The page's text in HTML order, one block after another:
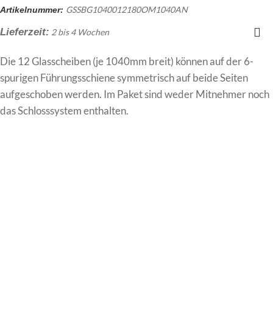
Artikelnummer: GSSBG1040012180OM1040AN
Lieferzeit: 2 bis 4 Wochen
Die 12 Glasscheiben (je 1040mm breit) können auf der 6-
spurigen Führungsschiene symmetrisch auf beide Seiten
aufgeschoben werden. Im Paket sind weder Mitnehmer noch
das Schlosssystem enthalten.